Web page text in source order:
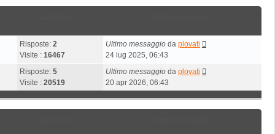
Risposte: 2
Visite : 16467
Ultimo messaggio da plovati
24 lug 2025, 06:43
Risposte: 5
Visite : 20519
Ultimo messaggio da plovati
20 apr 2026, 06:43